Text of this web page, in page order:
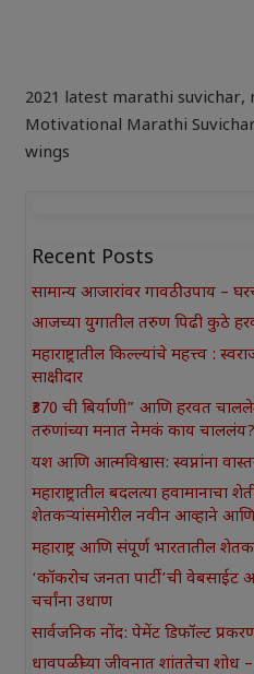
2021 latest marathi suvichar,
Motivational Marathi
wings
Recent Posts
सामान्य आजारांवर गावठी उपाय –
आजच्या युगातील तरुण पिढी कुठे
महाराष्ट्रातील किल्ल्यांचे महत्त्व :
साक्षीदार
₹370 ची बिर्याणी” आणि हरवत
तरुणांच्या मनात नेमकं काय चाललंय?
यश आणि आत्मविश्वास: स्वप्नांना
महाराष्ट्रातील बदलत्या हवामानाचा
शेतकऱ्यांसमोरील नवीन आव्हाने
महाराष्ट्र आणि संपूर्ण भारतातील
‘कॉकरोच जनता पार्टी’ची
चर्चांना उधाण
सार्वजनिक नोंद: पेमेंट डिफॉल्ट
धावपळीच्या जीवनात शांततेचा